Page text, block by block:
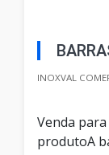
INOXVAL
Venda
produtoA